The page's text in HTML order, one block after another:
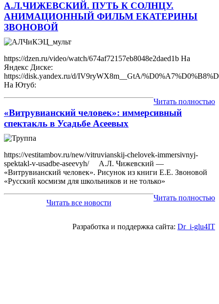
А.Л.ЧИЖЕВСКИЙ. ПУТЬ К СОЛНЦУ.
АНИМАЦИОННЫЙ ФИЛЬМ ЕКАТЕРИНЫ
ЗВОНОВОЙ
https://dzen.ru/video/watch/674af72157eb8048e2daed1b На
Яндекс Диске:
https://disk.yandex.ru/d/IV9ryWX8m__GtA/
На Ютуб:
Читать полностью
«Витрувианский человек»: иммерсивный
спектакль в Усадьбе Асеевых
https://vestitambov.ru/new/vitruvianskij-chelovek-immersivnyj-
spektakl-v-usadbe-aseevyh/ А.Л. Чижевский —
«Витрувианский человек». Рисунок из книги Е.Е. Звоновой
«Русский космизм для школьников и не только»
Читать полностью
Читать все новости
Разработка и поддержка сайта: Dr_i-glu4IT